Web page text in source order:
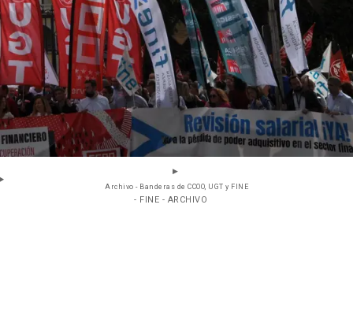
Archivo - Banderas de CCOO, UGT y FINE
- FINE - ARCHIVO